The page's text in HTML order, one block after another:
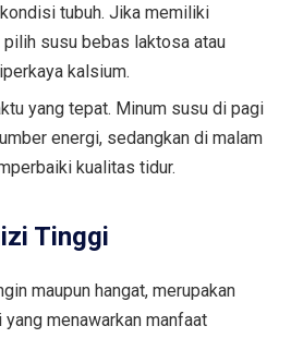
tubuh. Jika memiliki
susu bebas laktosa atau
kalsium.
yang tepat. Minum susu di pagi
energi, sedangkan di malam
kualitas tidur.
Tinggi
maupun hangat, merupakan
menawarkan manfaat